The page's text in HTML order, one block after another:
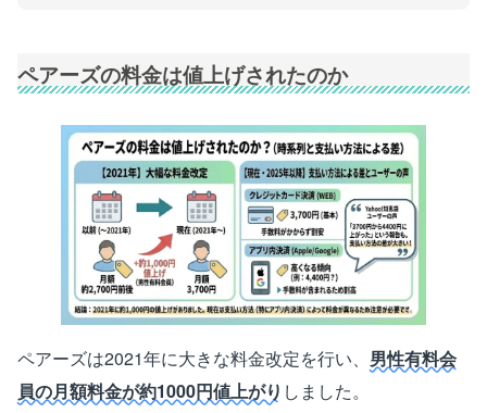
ペアーズの料金は値上げされたのか
ペアーズは2021年に大きな料金改定を行い、 男性有料会
員の月額料金が約1000円値上がり しました。